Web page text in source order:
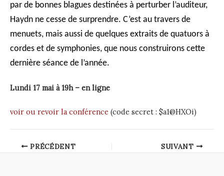
par de bonnes blagues destinées à perturber l’auditeur,
Haydn ne cesse de surprendre. C’est au travers de
menuets, mais aussi de quelques extraits de quatuors à
cordes et de symphonies, que nous construirons cette
dernière séance de l’année.
Lundi 17 mai à 19h – en ligne
voir ou revoir la conférence (code secret : $a1@HXOi)
Post PRÉCÉDENT SUIVANT